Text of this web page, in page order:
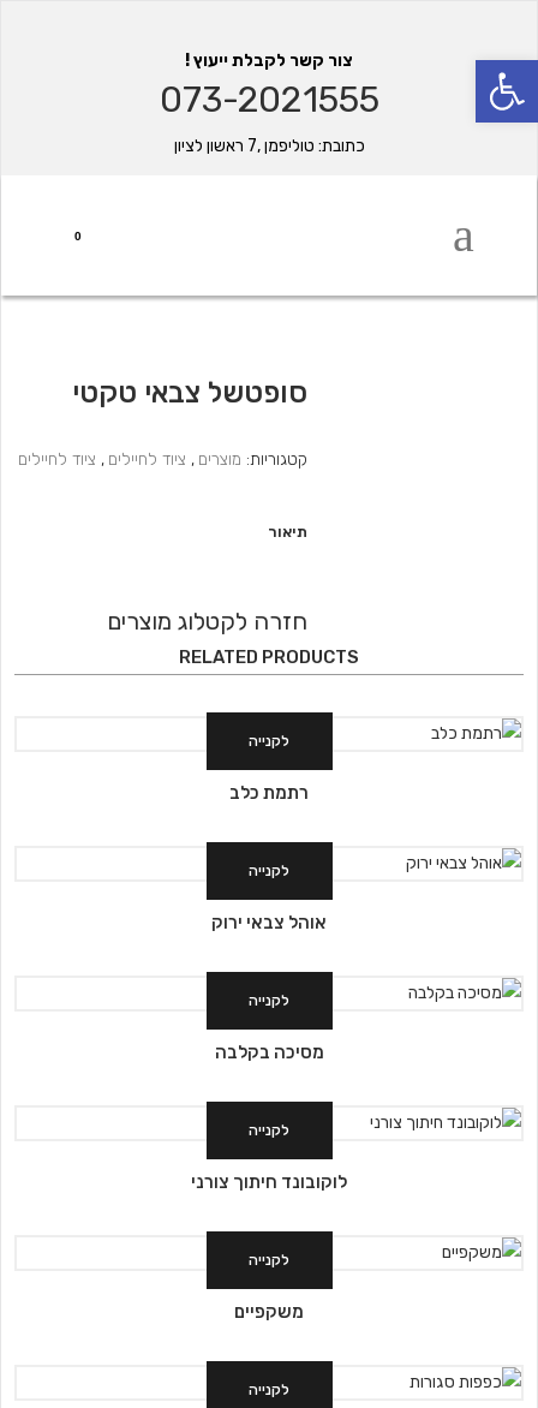
צור קשר לקבלת ייעוץ !
073-2021555
כתובת: טוליפמן ,7 ראשון לציון
0
סופטשל צבאי טקטי
קטגוריות: מוצרים , ציוד לחיילים , ציוד לחיילים
תיאור
חזרה לקטלוג מוצרים
RELATED PRODUCTS
לקנייה
רתמת כלב
לקנייה
אוהל צבאי ירוק
לקנייה
מסיכה בקלבה
לקנייה
לוקובונד חיתוך צורני
לקנייה
משקפיים
לקנייה
פתח סרגל נגישות